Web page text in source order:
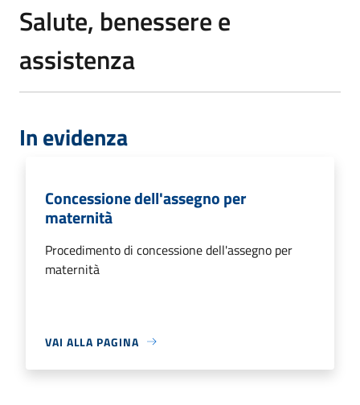
Salute, benessere e
assistenza
In evidenza
Concessione dell'assegno per
maternità
Procedimento di concessione dell'assegno per
maternità
VAI ALLA PAGINA